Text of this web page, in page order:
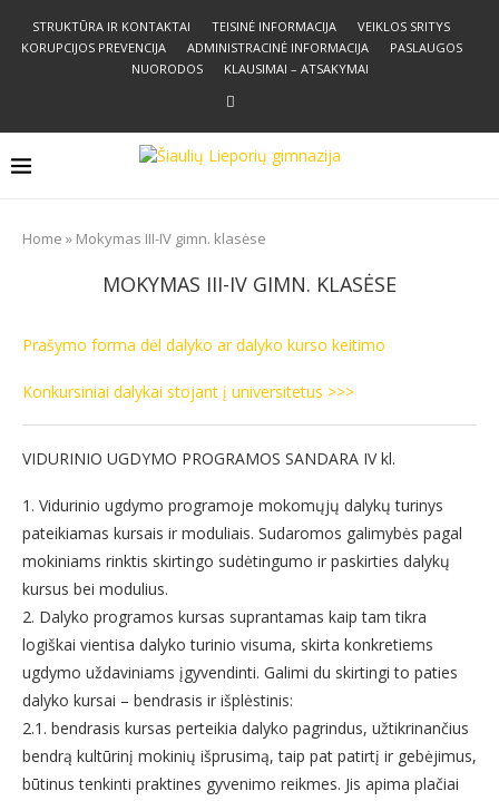
STRUKTŪRA IR KONTAKTAI TEISINĖ INFORMACIJA
VEIKLOS SRITYS
KORUPCIJOS PREVENCIJA
ADMINISTRACINĖ INFORMACIJA
PASLAUGOS
NUORODOS
KLAUSIMAI – ATSAKYMAI
Home » Mokymas III-IV gimn. klasėse
MOKYMAS III-IV GIMN. KLASĖSE
Prašymo forma dėl dalyko ar dalyko kurso keitimo
Konkursiniai dalykai stojant į universitetus >>>
VIDURINIO UGDYMO PROGRAMOS SANDARA IV kl.
1. Vidurinio ugdymo programoje mokomųjų dalykų turinys
pateikiamas kursais ir moduliais. Sudaromos galimybės pagal
mokiniams rinktis skirtingo sudėtingumo ir paskirties dalykų
kursus bei modulius.
2. Dalyko programos kursas suprantamas kaip tam tikra
logiškai vientisa dalyko turinio visuma, skirta konkretiems
ugdymo uždaviniams įgyvendinti. Galimi du skirtingi to paties
dalyko kursai – bendrasis ir išplėstinis:
2.1. bendrasis kursas perteikia dalyko pagrindus, užtikrinančius
bendrą kultūrinį mokinių išprusimą, taip pat patirtį ir gebėjimus,
būtinus tenkinti praktines gyvenimo reikmes. Jis apima plačiai